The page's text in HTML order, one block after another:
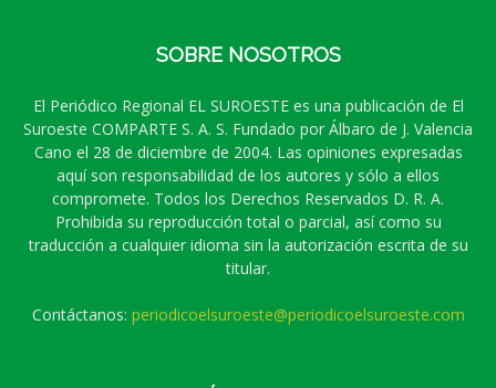
SOBRE NOSOTROS
El Periódico Regional EL SUROESTE es una publicación de El
Suroeste COMPARTE S. A. S. Fundado por Álbaro de J. Valencia
Cano el 28 de diciembre de 2004. Las opiniones expresadas
aquí son responsabilidad de los autores y sólo a ellos
compromete. Todos los Derechos Reservados D. R. A.
Prohibida su reproducción total o parcial, así como su
traducción a cualquier idioma sin la autorización escrita de su
titular.
Contáctanos: periodicoelsuroeste@periodicoelsuroeste.com